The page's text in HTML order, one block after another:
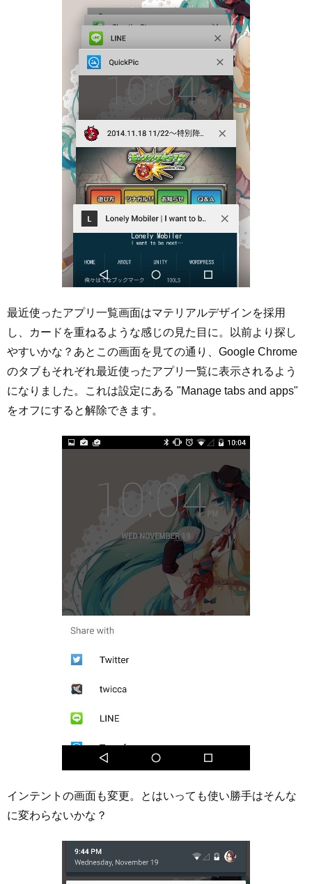
最近使ったアプリ一覧画面はマテリアルデザインを採用
し、カードを重ねるような感じの見た目に。以前より探し
やすいかな？あとこの画面を見ての通り、Google Chrome
のタブもそれぞれ最近使ったアプリ一覧に表示されるよう
になりました。これは設定にある "Manage tabs and apps"
をオフにすると解除できます。
インテントの画面も変更。とはいっても使い勝手はそんな
に変わらないかな？